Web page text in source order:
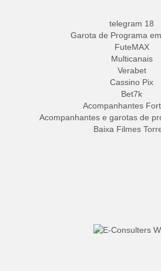
telegram 18
Garota de Programa
FuteMAX
Multicanais
Verabet
Cassino Pix
Bet7k
Acompanhantes
Acompanhantes e garotas de
Baixa Filmes